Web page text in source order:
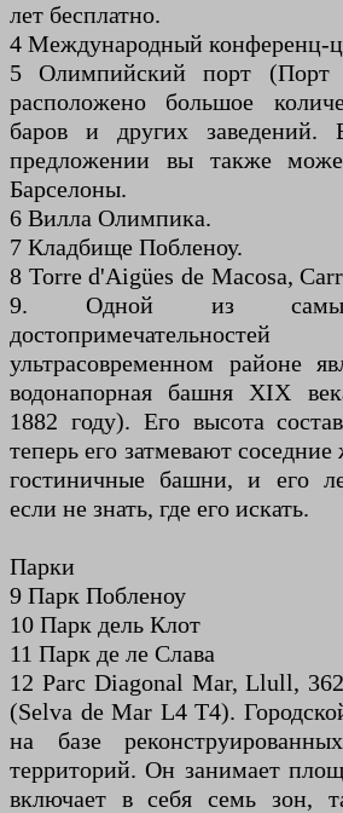
лет бесплатно.
4 Международный конференц-
5 Олимпийский порт (Порт
расположено большое
баров и других
предложении вы также
Барселоны.
6 Вилла Олимпика.
7 Кладбище Побленоу.
8 Torre d'Aigües de Macosa,
9. Одной из самых
ультрасовременном районе
водонапорная башня XIX
1882 году). Его высота
теперь его затмевают
гостиничные башни, и его
если не знать, где его искать.
Парки
9 Парк Побленоу
10 Парк дель Клот
11 Парк де ле Слава
12 Parc Diagonal Mar, Llull,
(Selva de Mar L4 T4).
на базе
территорий. Он занимает
включает в себя семь зон,